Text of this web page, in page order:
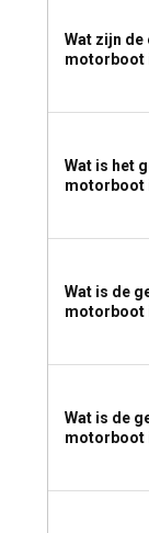
Wat zijn de
motorboot
Wat is het
motorboot
Wat is de
motorboot
Wat is de
motorboot